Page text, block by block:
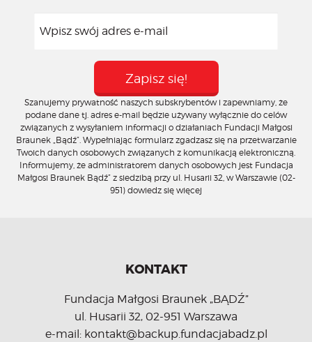
Szanujemy prywatność naszych subskrybentów i zapewniamy, że
podane dane tj. adres e-mail będzie używany wyłącznie do celów
związanych z wysyłaniem informacji o działaniach Fundacji Małgosi
Braunek „Bądź”. Wypełniając formularz zgadzasz się na przetwarzanie
Twoich danych osobowych związanych z komunikacją elektroniczną.
Informujemy, że administratorem danych osobowych jest Fundacja
Małgosi Braunek Bądź” z siedzibą przy ul. Husarii 32, w Warszawie (02-
951) dowiedz się więcej
KONTAKT
Fundacja Małgosi Braunek „BĄDŹ”
ul. Husarii 32, 02-951 Warszawa
e-mail: kontakt@backup.fundacjabadz.pl